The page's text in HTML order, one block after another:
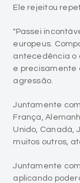
Ele rejeitou
"Passei
europeus.
antecedência o
e precisamente
agressão.
Juntamente
França,
Unido, Canadá,
muitos outros,
Juntamente
aplicando